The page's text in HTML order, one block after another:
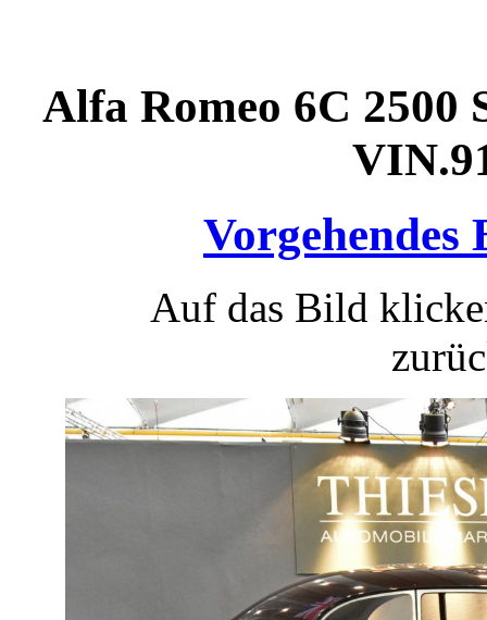
Alfa Romeo 6C 2500
Vorgehendes
Auf das Bild